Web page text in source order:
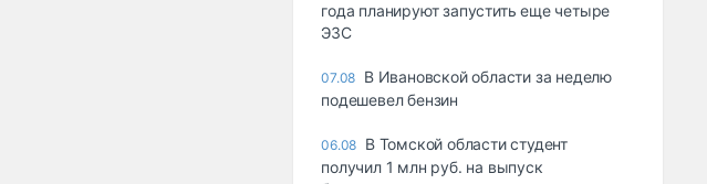
года планируют запустить еще четыре
ЭЗС
07.08 В Ивановской области за неделю
подешевел бензин
06.08 В Томской области студент
получил 1 млн руб. на выпуск